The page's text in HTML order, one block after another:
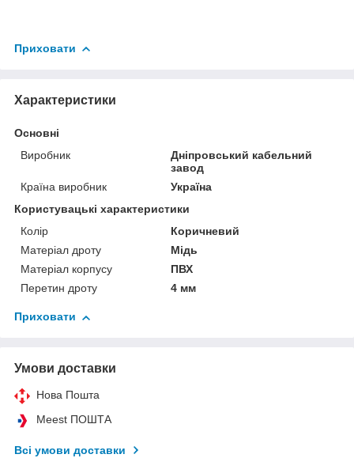
Приховати
Характеристики
Основні
Виробник
Дніпровський кабельний
завод
Країна виробник
Україна
Користувацькі характеристики
Колір
Коричневий
Матеріал дроту
Мідь
Матеріал корпусу
ПВХ
Перетин дроту
4 мм
Приховати
Умови доставки
Нова Пошта
Meest ПОШТА
Всі умови доставки